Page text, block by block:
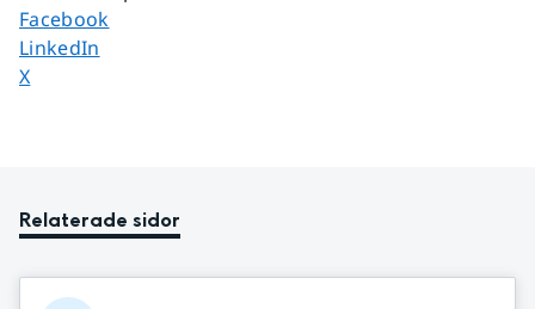
Dela sidan på
Facebook
Dela sidan på
LinkedIn
Dela sidan på
X
Relaterade sidor